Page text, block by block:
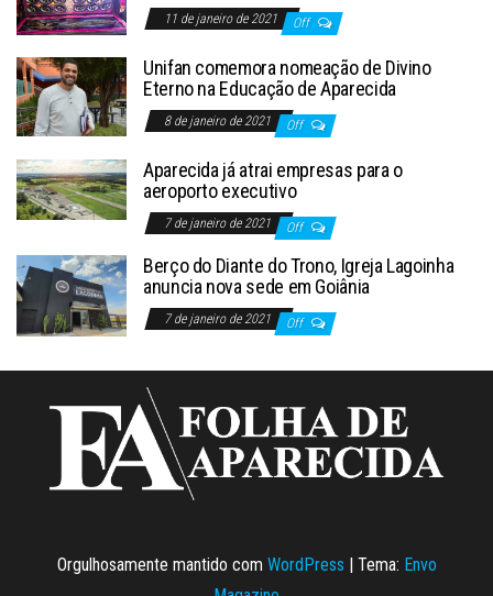
11 de janeiro de 2021 Off
Unifan comemora nomeação de Divino
Eterno na Educação de Aparecida
8 de janeiro de 2021 Off
Aparecida já atrai empresas para o
aeroporto executivo
7 de janeiro de 2021 Off
Berço do Diante do Trono, Igreja Lagoinha
anuncia nova sede em Goiânia
7 de janeiro de 2021 Off
Orgulhosamente mantido com WordPress | Tema: Envo